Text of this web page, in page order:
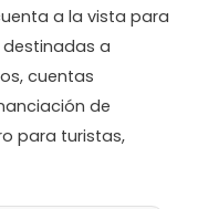
a la vista para
a
cuentas
de
para turistas,